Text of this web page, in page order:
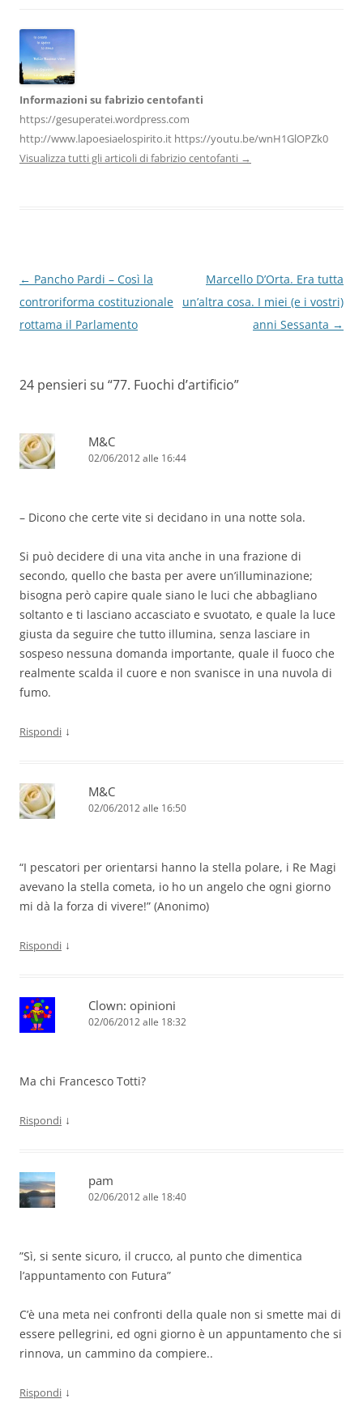
k
Informazioni su fabrizio centofanti
https://gesuperatei.wordpress.com
http://www.lapoesiaelospirito.it https://youtu.be/wnH1GlOPZk0
Visualizza tutti gli articoli di fabrizio centofanti →
Navigazione
articolo
← Pancho Pardi – Così la
controriforma costituzionale
rottama il Parlamento
Marcello D’Orta. Era tutta
un’altra cosa. I miei (e i vostri)
anni Sessanta →
24 pensieri su “77. Fuochi d’artificio”
M&C
02/06/2012 alle 16:44
– Dicono che certe vite si decidano in una notte sola.
Si può decidere di una vita anche in una frazione di
secondo, quello che basta per avere un’illuminazione;
bisogna però capire quale siano le luci che abbagliano
soltanto e ti lasciano accasciato e svuotato, e quale la luce
giusta da seguire che tutto illumina, senza lasciare in
sospeso nessuna domanda importante, quale il fuoco che
realmente scalda il cuore e non svanisce in una nuvola di
fumo.
Rispondi ↓
M&C
02/06/2012 alle 16:50
“I pescatori per orientarsi hanno la stella polare, i Re Magi
avevano la stella cometa, io ho un angelo che ogni giorno
mi dà la forza di vivere!” (Anonimo)
Rispondi ↓
Clown: opinioni
02/06/2012 alle 18:32
Ma chi Francesco Totti?
Rispondi ↓
pam
02/06/2012 alle 18:40
”Sì, si sente sicuro, il crucco, al punto che dimentica
l’appuntamento con Futura”
C’è una meta nei confronti della quale non si smette mai di
essere pellegrini, ed ogni giorno è un appuntamento che si
rinnova, un cammino da compiere..
Rispondi ↓